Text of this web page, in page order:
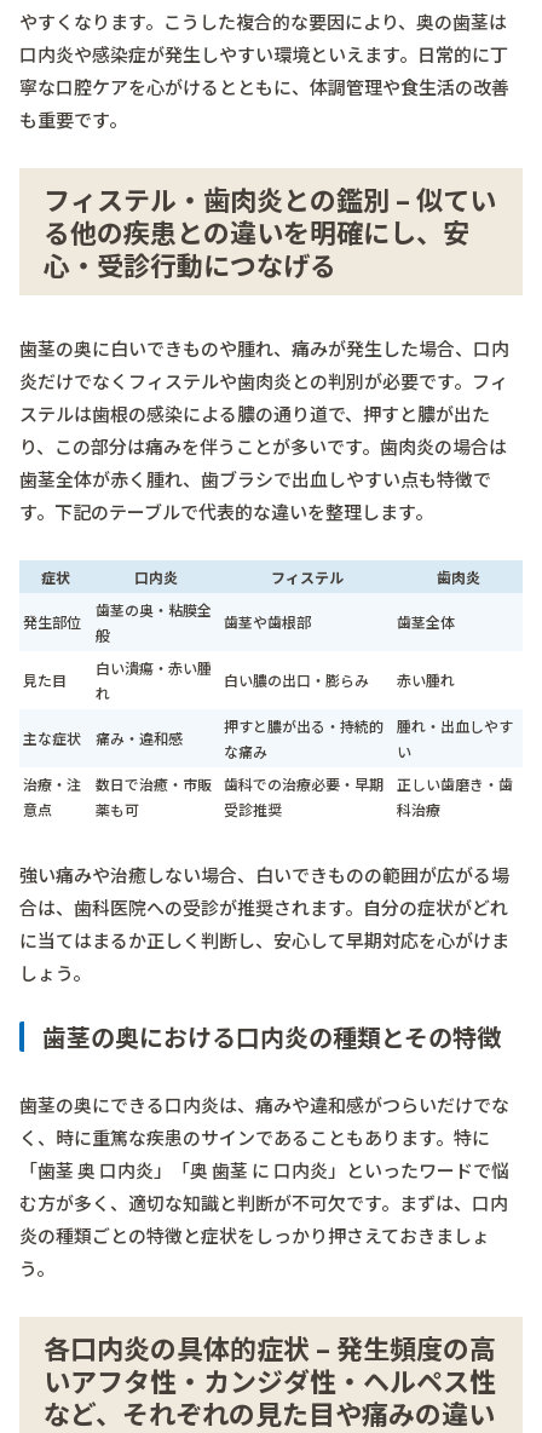
やすくなります。こうした複合的な要因により、奥の歯茎は
口内炎や感染症が発生しやすい環境といえます。日常的に丁
寧な口腔ケアを心がけるとともに、体調管理や食生活の改善
も重要です。
フィステル・歯肉炎との鑑別 – 似てい
る他の疾患との違いを明確にし、安
心・受診行動につなげる
歯茎の奥に白いできものや腫れ、痛みが発生した場合、口内
炎だけでなくフィステルや歯肉炎との判別が必要です。フィ
ステルは歯根の感染による膿の通り道で、押すと膿が出た
り、この部分は痛みを伴うことが多いです。歯肉炎の場合は
歯茎全体が赤く腫れ、歯ブラシで出血しやすい点も特徴で
す。下記のテーブルで代表的な違いを整理します。
症状 口内炎 フィステル 歯肉炎
発生部位
歯茎の奥・粘膜全
般
歯茎や歯根部 歯茎全体
見た目
白い潰瘍・赤い腫
れ
白い膿の出口・膨らみ 赤い腫れ
主な症状 痛み・違和感
押すと膿が出る・持続的
な痛み
腫れ・出血しやす
い
治療・注
意点
数日で治癒・市販
薬も可
歯科での治療必要・早期
受診推奨
正しい歯磨き・歯
科治療
強い痛みや治癒しない場合、白いできものの範囲が広がる場
合は、歯科医院への受診が推奨されます。自分の症状がどれ
に当てはまるか正しく判断し、安心して早期対応を心がけま
しょう。
歯茎の奥における口内炎の種類とその特徴
歯茎の奥にできる口内炎は、痛みや違和感がつらいだけでな
く、時に重篤な疾患のサインであることもあります。特に
「歯茎 奥 口内炎」「奥 歯茎 に 口内炎」といったワードで悩
む方が多く、適切な知識と判断が不可欠です。まずは、口内
炎の種類ごとの特徴と症状をしっかり押さえておきましょ
う。
各口内炎の具体的症状 – 発生頻度の高
いアフタ性・カンジダ性・ヘルペス性
など、それぞれの見た目や痛みの違い